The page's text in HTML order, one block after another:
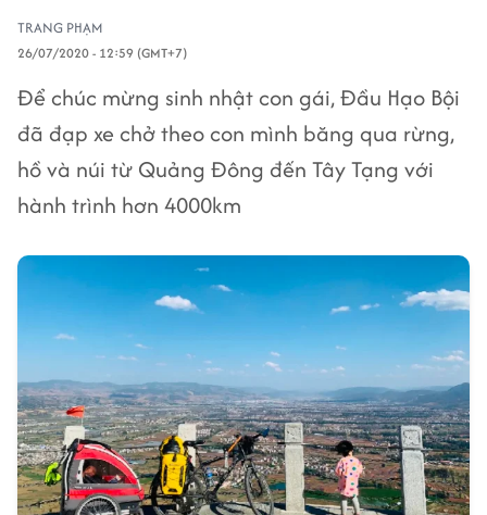
TRANG PHẠM
26/07/2020 - 12:59 (GMT+7)
Để chúc mừng sinh nhật con gái, Đầu Hạo Bội
đã đạp xe chở theo con mình băng qua rừng,
hồ và núi từ Quảng Đông đến Tây Tạng với
hành trình hơn 4000km